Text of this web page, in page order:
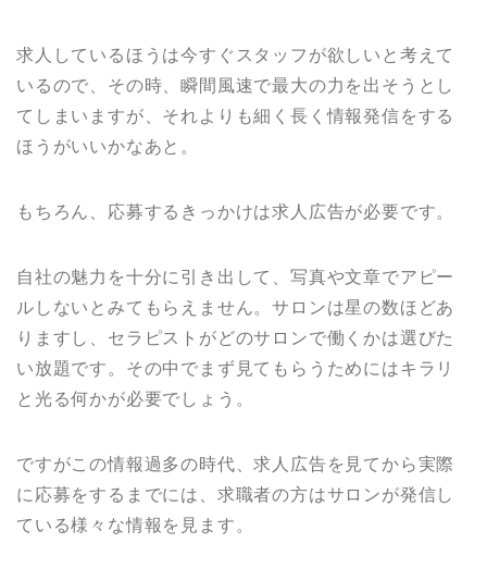
求人しているほうは今すぐスタッフが欲しいと考えて
いるので、その時、瞬間風速で最大の力を出そうとし
てしまいますが、それよりも細く長く情報発信をする
ほうがいいかなあと。
もちろん、応募するきっかけは求人広告が必要です。
自社の魅力を十分に引き出して、写真や文章でアピー
ルしないとみてもらえません。サロンは星の数ほどあ
りますし、セラピストがどのサロンで働くかは選びた
い放題です。その中でまず見てもらうためにはキラリ
と光る何かが必要でしょう。
ですがこの情報過多の時代、求人広告を見てから実際
に応募をするまでには、求職者の方はサロンが発信し
ている様々な情報を見ます。